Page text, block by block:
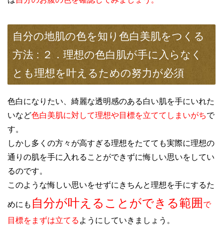
自分の地肌の色を知り色白美肌をつくる
方法 : ２．理想の色白肌が手に入らなく
とも理想を叶えるための努力が必須
色白になりたい、綺麗な透明感のある白い肌を手にいれた
いなど色白美肌に対して理想や目標を立ててしまいがちで
す。
しかし多くの方々が高すぎる理想をたてても実際に理想の
通りの肌を手に入れることができずに悔しい思いをしてい
るのです。
このような悔しい思いをせずにきちんと理想を手にするた
めにも 自分が叶えることができる範囲で
目標をまずは立てる ようにしていきましょう。